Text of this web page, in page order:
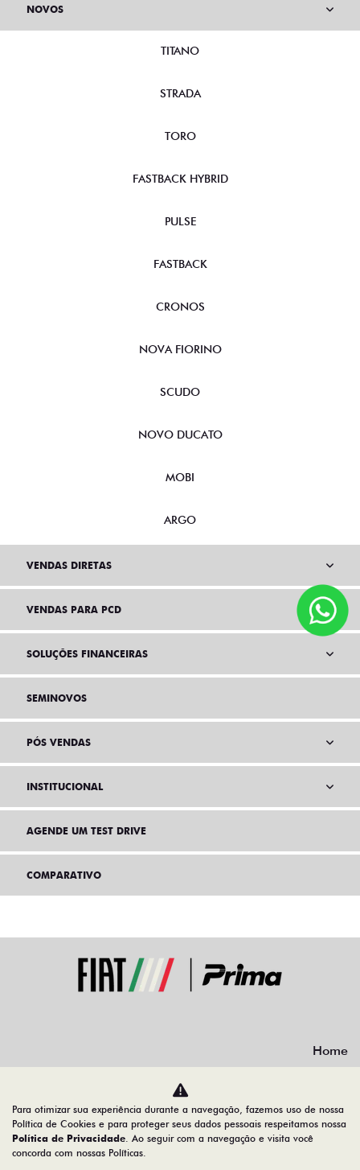
OFERTAS
TITANO
STRADA
TORO
FASTBACK HYBRID
PULSE
FASTBACK
CRONOS
NOVA FIORINO
SCUDO
NOVO DUCATO
MOBI
VENDAS DIRETAS
VENDAS PARA PCD
SOLUÇÕES FINANCEIRAS
SEMINOVOS
PÓS VENDAS
INSTITUCIONAL
AGENDE UM TEST DRIVE
Desacelere. Seu bem maior é a vida.
Para otimizar sua experiência durante a navegação, fazemos uso de nossa
Política de Cookies e para proteger seus dados pessoais respeitamos nossa
Política de Privacidade. Ao seguir com a navegação e visita você
concorda com nossas Políticas.